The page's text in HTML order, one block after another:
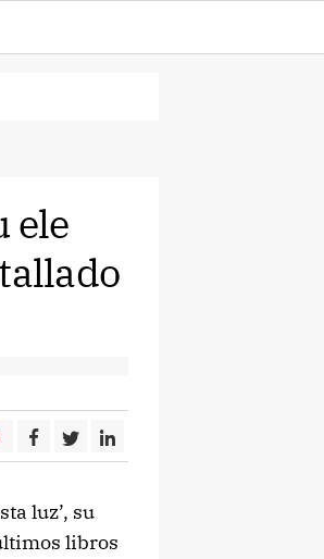
ele
luz’, su
libros